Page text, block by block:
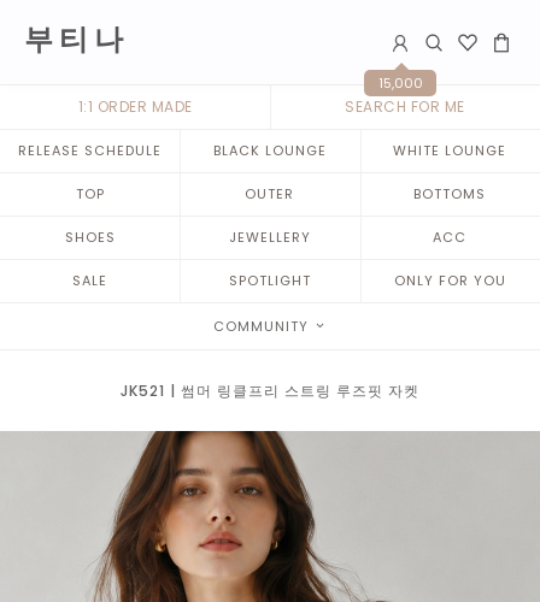
부 티 나
15,000
1:1 ORDER MADE SEARCH FOR ME
RELEASE SCHEDULE BLACK LOUNGE WHITE LOUNGE
TOP OUTER BOTTOMS
SHOES JEWELLERY ACC
SALE SPOTLIGHT ONLY FOR YOU
COMMUNITY
JK521 | 썸머 링클프리 스트링 루즈핏 자켓